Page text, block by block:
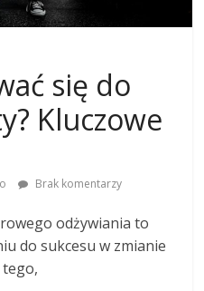
się do
Kluczowe
Brak komentarzy
odżywiania to
do sukcesu w zmianie
tego,